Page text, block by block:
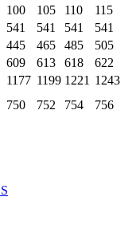
100 105 110
115
541 541 541
541
445 465 485
505
609 613 618
622
1177 1199 1221 1243
750 752 754 756